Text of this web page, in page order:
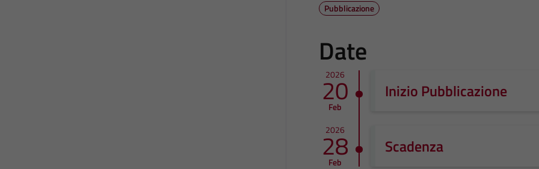
Pubblicazione
Date
2026
20
Feb
Inizio Pubblicazione
2026
28
Feb
Scadenza